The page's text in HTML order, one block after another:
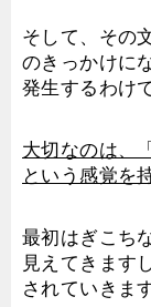
そして、その
のきっかけに
発生するわけ
大切なのは、
という感覚を
最初はぎこち
見えてきます
されていきます